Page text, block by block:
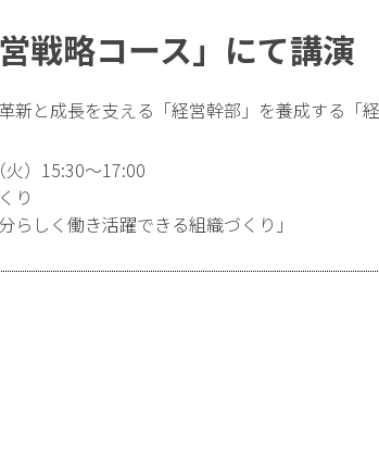
戦略コース」にて講演
新と成長を支える「経営幹部」を養成する「
）15:30〜17:00
り
らしく働き活躍できる組織づくり」